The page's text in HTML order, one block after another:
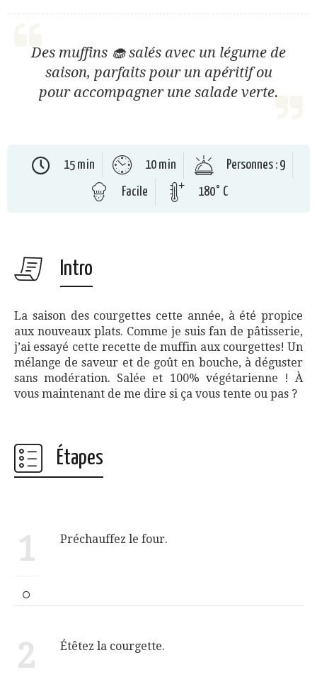
Des muffins 🧁 salés avec un légume de
saison, parfaits pour un apéritif ou
pour accompagner une salade verte.
15 min 10 min
Personnes : 9
Facile
180° C
Intro
La saison des courgettes cette année, à été propice
aux nouveaux plats. Comme je suis fan de pâtisserie,
j’ai essayé cette recette de muffin aux courgettes! Un
mélange de saveur et de goût en bouche, à déguster
sans modération. Salée et 100% végétarienne ! À
vous maintenant de me dire si ça vous tente ou pas ?
Étapes
1 Préchauffez le four.
2 Étêtez la courgette.